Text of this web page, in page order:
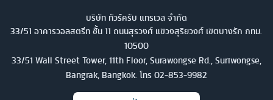
บริษัท ทัวร์ครับ แทรเวล จำกัด
33/51 อาคารวอลสตรีท ชั้น 11 ถนนสุรวงศ์ แขวงสุริยวงศ์ เขตบางรัก กทม.
10500
33/51 Wall Street Tower, 11th Floor, Surawongse Rd., Suriwongse,
Bangrak, Bangkok. โทร 02-853-9982